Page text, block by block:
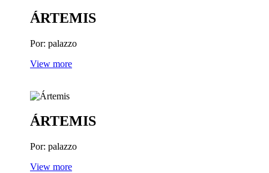
ÁRTEMIS
Por: palazzo
View more
ÁRTEMIS
Por: palazzo
View more